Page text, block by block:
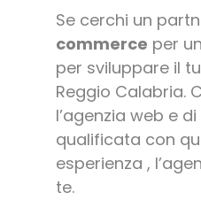
Se cerchi un
commerce per
per sviluppare il
Reggio Calabria.
l’agenzia web e
qualificata con
esperienza ,
te.